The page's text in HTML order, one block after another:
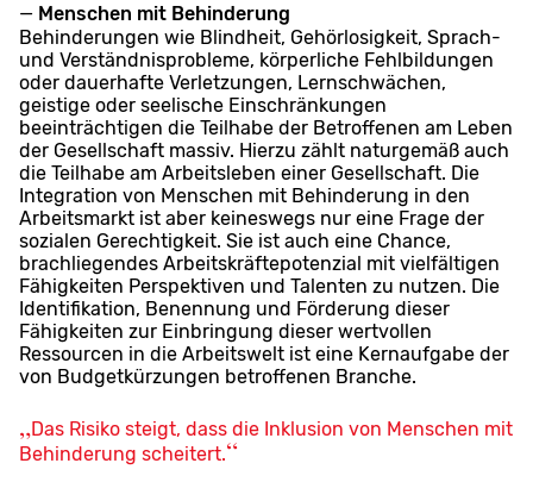
Menschen mit Behinderung
Behinderungen wie Blindheit, Gehörlosigkeit, Sprach-
und Verständnisprobleme, körperliche Fehlbildungen
oder dauerhafte Verletzungen, Lernschwächen,
geistige oder seelische Einschränkungen
beeinträchtigen die Teilhabe der Betroffenen am Leben
der Gesellschaft massiv. Hierzu zählt naturgemäß auch
die Teilhabe am Arbeitsleben einer Gesellschaft. Die
Integration von Menschen mit Behinderung in den
Arbeitsmarkt ist aber keineswegs nur eine Frage der
sozialen Gerechtigkeit. Sie ist auch eine Chance,
brachliegendes Arbeitskräftepotenzial mit vielfältigen
Fähigkeiten Perspektiven und Talenten zu nutzen. Die
Identifikation, Benennung und Förderung dieser
Fähigkeiten zur Einbringung dieser wertvollen
Ressourcen in die Arbeitswelt ist eine Kernaufgabe der
von Budgetkürzungen betroffenen Branche.
Das Risiko steigt, dass die Inklusion von Menschen mit
Behinderung scheitert.